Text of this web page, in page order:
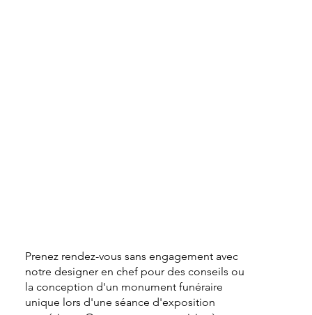
Prenez rendez-vous sans engagement avec
notre designer en chef pour des conseils ou
la conception d'un monument funéraire
unique lors d'une séance d'exposition